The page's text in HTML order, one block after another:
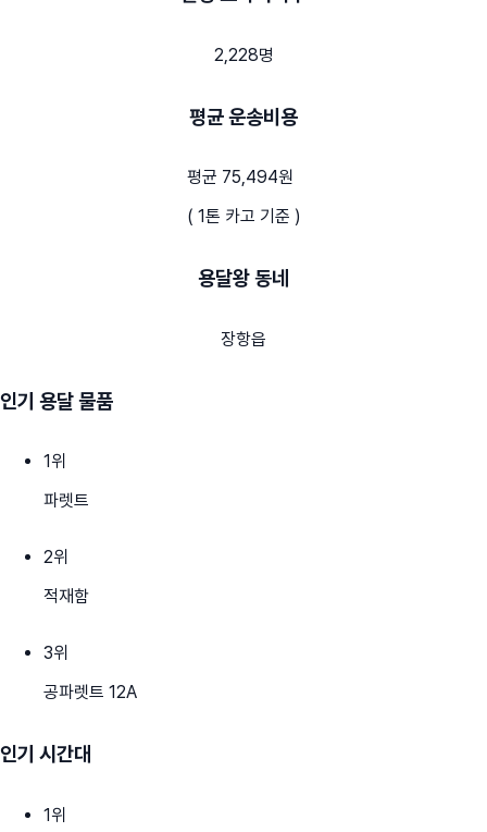
2,228명
평균 운송비용
평균 75,494원
( 1톤 카고 기준 )
용달왕 동네
장항읍
인기 용달 물품
1위
파렛트
2위
적재함
3위
공파렛트 12A
인기 시간대
1위